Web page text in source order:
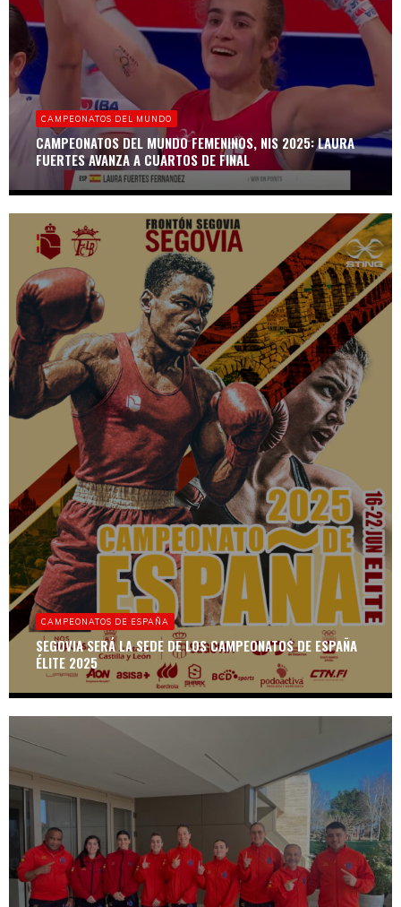
CAMPEONATOS DEL MUNDO
CAMPEONATOS DEL MUNDO FEMENINOS, NIS 2025: LAURA
FUERTES AVANZA A CUARTOS DE FINAL
CAMPEONATOS DE ESPAÑA
SEGOVIA SERÁ LA SEDE DE LOS CAMPEONATOS DE ESPAÑA
ÉLITE 2025